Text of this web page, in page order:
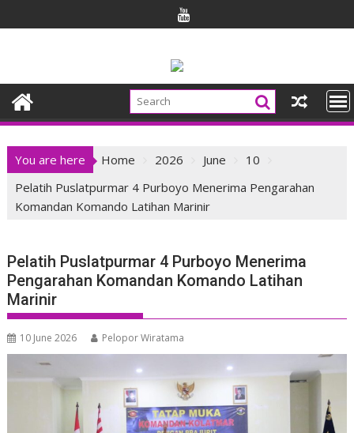
to
You are here Home 2026 June
10
Pelatih Puslatpurmar 4 Purboyo Menerima Pengarahan
Komandan Komando Latihan Marinir
Pelatih Puslatpurmar 4 Purboyo Menerima
Pengarahan Komandan Komando Latihan
Marinir
10 June 2026 Pelopor Wiratama